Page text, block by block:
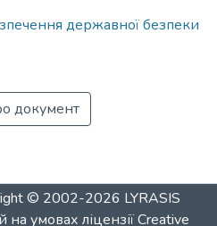
державної безпеки
документ
© 2002-2026 LYRASIS
умовах ліцензіїCreative